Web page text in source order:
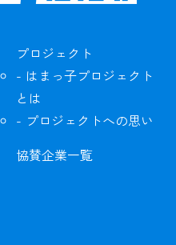
プロジェクト
はまっ子プロジェクト
とは
プロジェクトへの思い
協賛企業一覧